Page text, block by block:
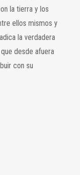
la tierra y los
ellos mismos y
la verdadera
desde afuera
con su